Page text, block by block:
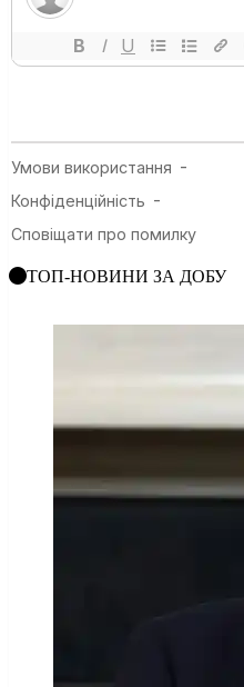
ТОП-НОВИНИ ЗА ДОБУ